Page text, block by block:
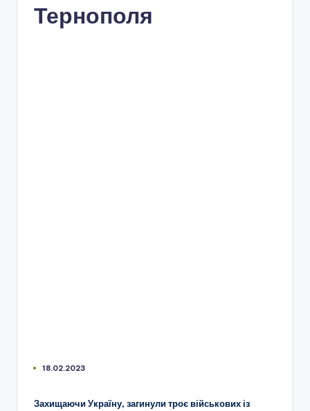
Тернополя
18.02.2023
Захищаючи Україну, загинули троє військових із